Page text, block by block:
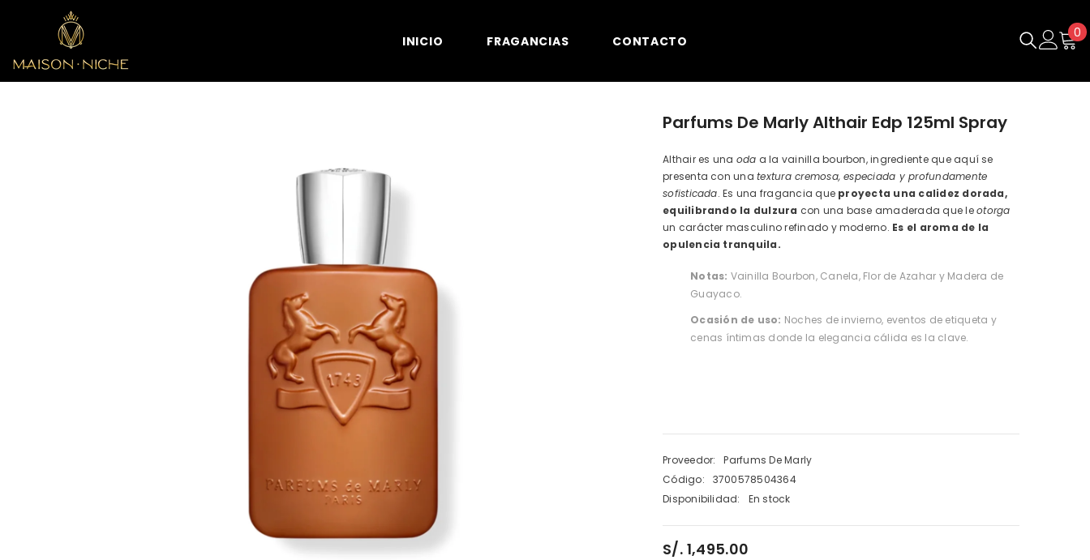
INICIO FRAGANCIAS CONTACTO
0 0
Parfums De Marly Althair Edp 125ml Spray
Althair es una oda a la vainilla bourbon, ingrediente que aquí se
presenta con unatextura cremosa, especiada y profundamente
sofisticada. Es una fragancia que proyecta una calidez dorada,
equilibrando la dulzura con una base amaderada que leotorga
un carácter masculino refinado y moderno. Es el aroma de la
opulencia tranquila.
Notas: Vainilla Bourbon, Canela, Flor de Azahar y Madera de
Guayaco.
Ocasión de uso: Noches de invierno, eventos de etiqueta y
cenas íntimas donde la elegancia cálida es la clave.
Proveedor:
Parfums De Marly
Código:
3700578504364
Disponibilidad:
En stock
S/. 1,495.00